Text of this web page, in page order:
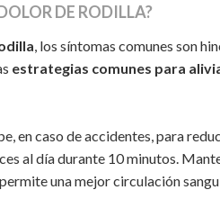
DE RODILLA?
, los síntomas comunes son
estrategias comunes para
en caso de accidentes, para
al día durante 10 minutos.
una mejor circulación